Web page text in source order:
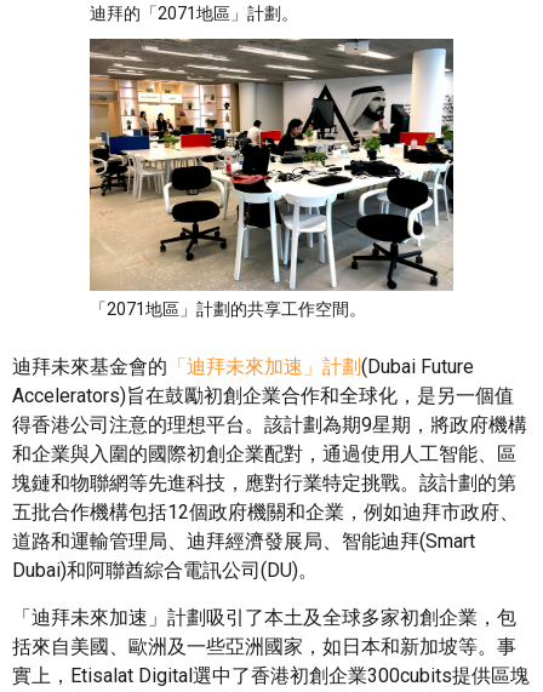
迪拜的「2071地區」計劃。
「2071地區」計劃的共享工作空間。
迪拜未來基金會的 「迪拜未來加速」計劃(Dubai Future
Accelerators)旨在鼓勵初創企業合作和全球化，是另一個值
得香港公司注意的理想平台。該計劃為期9星期，將政府機構
和企業與入圍的國際初創企業配對，通過使用人工智能、區
塊鏈和物聯網等先進科技，應對行業特定挑戰。該計劃的第
五批合作機構包括12個政府機關和企業，例如迪拜市政府、
道路和運輸管理局、迪拜經濟發展局、智能迪拜(Smart
Dubai)和阿聯酋綜合電訊公司(DU)。
「迪拜未來加速」計劃吸引了本土及全球多家初創企業，包
括來自美國、歐洲及一些亞洲國家，如日本和新加坡等。事
實上，Etisalat Digital選中了香港初創企業300cubits提供區塊